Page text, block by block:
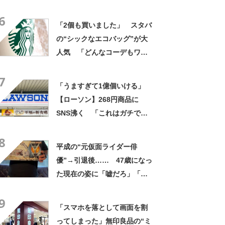
「2個も買いました」 スタバ
の“シックなエコバッグ”が大
人気 「どんなコーデもワン
「うますぎて1億個いける」
【ローソン】268円商品に
SNS沸く 「これはガチで美
平成の“元仮面ライダー俳
優”→引退後…… 47歳になっ
た現在の姿に「嘘だろ」「声
「スマホを落として画面を割
ってしまった」無印良品の“ミ